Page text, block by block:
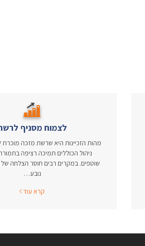
לצמוח מסניף
מהות הזכיינות היא שרשת מזכה מוכרת
ניהול הכוללים תמיכה רציפה
שוטפים. במקרים רבים חוסר הצלחה
נובע…
קרא עוד